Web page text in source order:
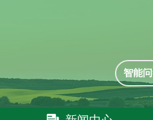
智能